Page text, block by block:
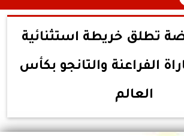
تطلق خريطة استثنائية
الفراعنة والتانجو بكأس
العالم